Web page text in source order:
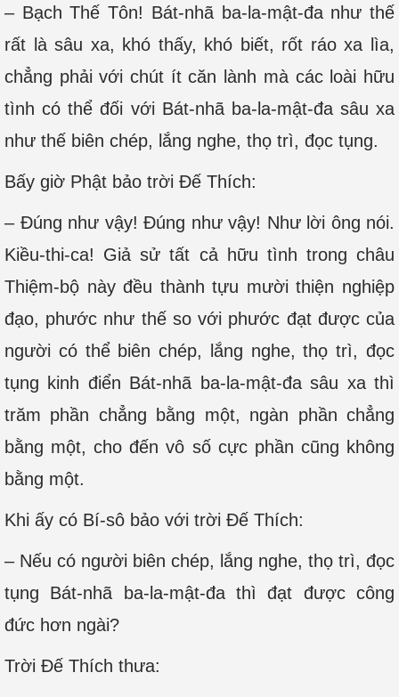
– Bạch Thế Tôn! Bát-nhã ba-la-mật-đa như thế
rất là sâu xa, khó thấy, khó biết, rốt ráo xa lìa,
chẳng phải với chút ít căn lành mà các loài hữu
tình có thể đối với Bát-nhã ba-la-mật-đa sâu xa
như thế biên chép, lắng nghe, thọ trì, đọc tụng.
Bấy giờ Phật bảo trời Ðế Thích:
– Đúng như vậy! Đúng như vậy! Như lời ông nói.
Kiều-thi-ca! Giả sử tất cả hữu tình trong châu
Thiệm-bộ này đều thành tựu mười thiện nghiệp
đạo, phước như thế so với phước đạt được của
người có thể biên chép, lắng nghe, thọ trì, đọc
tụng kinh điển Bát-nhã ba-la-mật-đa sâu xa thì
trăm phần chẳng bằng một, ngàn phần chẳng
bằng một, cho đến vô số cực phần cũng không
bằng một.
Khi ấy có Bí-sô bảo với trời Ðế Thích:
– Nếu có người biên chép, lắng nghe, thọ trì, đọc
tụng Bát-nhã ba-la-mật-đa thì đạt được công
đức hơn ngài?
Trời Ðế Thích thưa: